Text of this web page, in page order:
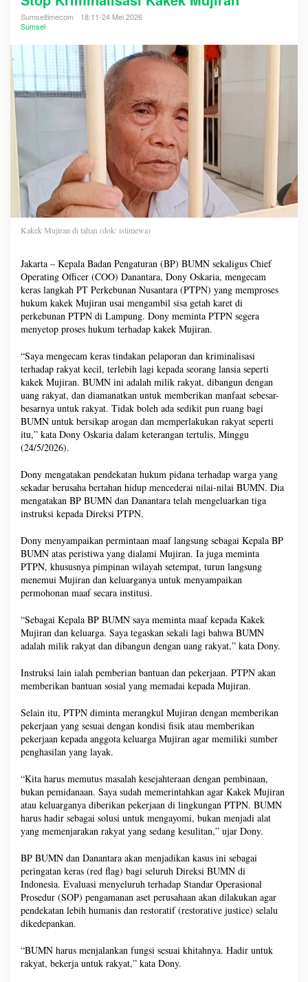
Sumseltimecom
18:11-24 Mei 2026
Sumsel
Kakek Mujiran di tahan (dok: istimewa)
Jakarta – Kepala Badan Pengaturan (BP) BUMN sekaligus Chief
Operating Officer (COO) Danantara, Dony Oskaria, mengecam
keras langkah PT Perkebunan Nusantara (PTPN) yang memproses
hukum kakek Mujiran usai mengambil sisa getah karet di
perkebunan PTPN di Lampung. Dony meminta PTPN segera
menyetop proses hukum terhadap kakek Mujiran.
“Saya mengecam keras tindakan pelaporan dan kriminalisasi
terhadap rakyat kecil, terlebih lagi kepada seorang lansia seperti
kakek Mujiran. BUMN ini adalah milik rakyat, dibangun dengan
uang rakyat, dan diamanatkan untuk memberikan manfaat sebesar-
besarnya untuk rakyat. Tidak boleh ada sedikit pun ruang bagi
BUMN untuk bersikap arogan dan memperlakukan rakyat seperti
itu,” kata Dony Oskaria dalam keterangan tertulis, Minggu
(24/5/2026).
Dony mengatakan pendekatan hukum pidana terhadap warga yang
sekadar berusaha bertahan hidup mencederai nilai-nilai BUMN. Dia
mengatakan BP BUMN dan Danantara telah mengeluarkan tiga
instruksi kepada Direksi PTPN.
Dony menyampaikan permintaan maaf langsung sebagai Kepala BP
BUMN atas peristiwa yang dialami Mujiran. Ia juga meminta
PTPN, khususnya pimpinan wilayah setempat, turun langsung
menemui Mujiran dan keluarganya untuk menyampaikan
permohonan maaf secara institusi.
“Sebagai Kepala BP BUMN saya meminta maaf kepada Kakek
Mujiran dan keluarga. Saya tegaskan sekali lagi bahwa BUMN
adalah milik rakyat dan dibangun dengan uang rakyat,” kata Dony.
Instruksi lain ialah pemberian bantuan dan pekerjaan. PTPN akan
memberikan bantuan sosial yang memadai kepada Mujiran.
Selain itu, PTPN diminta merangkul Mujiran dengan memberikan
pekerjaan yang sesuai dengan kondisi fisik atau memberikan
pekerjaan kepada anggota keluarga Mujiran agar memiliki sumber
penghasilan yang layak.
“Kita harus memutus masalah kesejahteraan dengan pembinaan,
bukan pemidanaan. Saya sudah memerintahkan agar Kakek Mujiran
atau keluarganya diberikan pekerjaan di lingkungan PTPN. BUMN
harus hadir sebagai solusi untuk mengayomi, bukan menjadi alat
yang memenjarakan rakyat yang sedang kesulitan,” ujar Dony.
BP BUMN dan Danantara akan menjadikan kasus ini sebagai
peringatan keras (red flag) bagi seluruh Direksi BUMN di
Indonesia. Evaluasi menyeluruh terhadap Standar Operasional
Prosedur (SOP) pengamanan aset perusahaan akan dilakukan agar
pendekatan lebih humanis dan restoratif (restorative justice) selalu
dikedepankan.
“BUMN harus menjalankan fungsi sesuai khitahnya. Hadir untuk
rakyat, bekerja untuk rakyat,” kata Dony.